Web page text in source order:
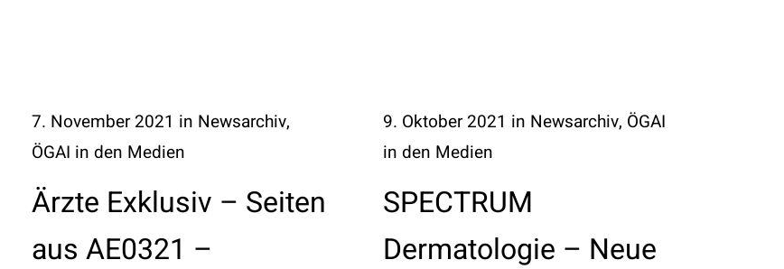
7. November 2021 in Newsarchiv,
ÖGAI in den Medien
Ärzte Exklusiv – Seiten
aus AE0321 –
9. Oktober 2021 in Newsarchiv, ÖGAI
in den Medien
SPECTRUM
Dermatologie – Neue